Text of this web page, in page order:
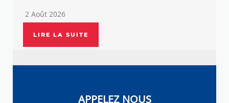
2 Août 2026
LIRE LA SUITE
APPELEZ NOUS